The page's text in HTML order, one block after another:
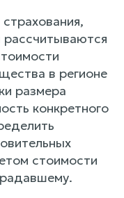
в регионе
размера
конкретного
стоимости